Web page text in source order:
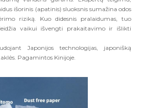
išorinis (apatinis) sluoksnis sumažina odos
riziką. Kuo didesnis pralaidumas, tuo
vaikui išvengti prakaitavimo ir išlikti
Japonijos technologijas, japonišką
Pagamintos Kinijoje.